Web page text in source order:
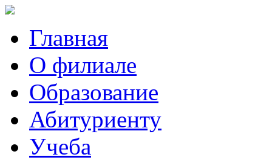
Главная
О филиале
Образование
Абитуриенту
Учеба